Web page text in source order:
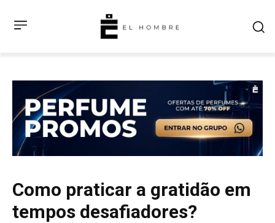
Como praticar a gratidão em
tempos desafiadores?